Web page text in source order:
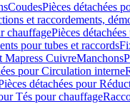
CoudesPièces détachées
et raccordements,
chauffagePièces
pour tubes et raccords
Mapress CuivreManchons
pour Circulation interne
détachées pour
Tés pour chauffage